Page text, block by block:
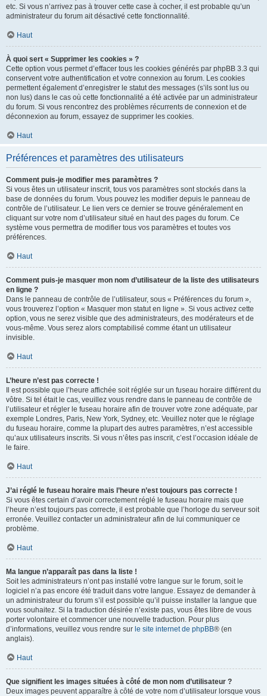
etc. Si vous n’arrivez pas à trouver cette case à cocher, il est probable qu’un
administrateur du forum ait désactivé cette fonctionnalité.
Haut
À quoi sert « Supprimer les cookies » ?
Cette option vous permet d’effacer tous les cookies générés par phpBB 3.3 qui
conservent votre authentification et votre connexion au forum. Les cookies
permettent également d’enregistrer le statut des messages (s’ils sont lus ou
non lus) dans le cas où cette fonctionnalité a été activée par un administrateur
du forum. Si vous rencontrez des problèmes récurrents de connexion et de
déconnexion au forum, essayez de supprimer les cookies.
Haut
Préférences et paramètres des utilisateurs
Comment puis-je modifier mes paramètres ?
Si vous êtes un utilisateur inscrit, tous vos paramètres sont stockés dans la
base de données du forum. Vous pouvez les modifier depuis le panneau de
contrôle de l’utilisateur. Le lien vers ce dernier se trouve généralement en
cliquant sur votre nom d’utilisateur situé en haut des pages du forum. Ce
système vous permettra de modifier tous vos paramètres et toutes vos
préférences.
Haut
Comment puis-je masquer mon nom d’utilisateur de la liste des utilisateurs
en ligne ?
Dans le panneau de contrôle de l’utilisateur, sous « Préférences du forum »,
vous trouverez l’option « Masquer mon statut en ligne ». Si vous activez cette
option, vous ne serez visible que des administrateurs, des modérateurs et de
vous-même. Vous serez alors comptabilisé comme étant un utilisateur
invisible.
Haut
L’heure n’est pas correcte !
Il est possible que l’heure affichée soit réglée sur un fuseau horaire différent du
vôtre. Si tel était le cas, veuillez vous rendre dans le panneau de contrôle de
l’utilisateur et régler le fuseau horaire afin de trouver votre zone adéquate, par
exemple Londres, Paris, New York, Sydney, etc. Veuillez noter que le réglage
du fuseau horaire, comme la plupart des autres paramètres, n’est accessible
qu’aux utilisateurs inscrits. Si vous n’êtes pas inscrit, c’est l’occasion idéale de
le faire.
Haut
J’ai réglé le fuseau horaire mais l’heure n’est toujours pas correcte !
Si vous êtes certain d’avoir correctement réglé le fuseau horaire mais que
l’heure n’est toujours pas correcte, il est probable que l’horloge du serveur soit
erronée. Veuillez contacter un administrateur afin de lui communiquer ce
problème.
Haut
Ma langue n’apparaît pas dans la liste !
Soit les administrateurs n’ont pas installé votre langue sur le forum, soit le
logiciel n’a pas encore été traduit dans votre langue. Essayez de demander à
un administrateur du forum s’il est possible qu’il puisse installer la langue que
vous souhaitez. Si la traduction désirée n’existe pas, vous êtes libre de vous
porter volontaire et commencer une nouvelle traduction. Pour plus
d’informations, veuillez vous rendre sur le site internet de phpBB® (en
anglais).
Haut
Que signifient les images situées à côté de mon nom d’utilisateur ?
Deux images peuvent apparaître à côté de votre nom d’utilisateur lorsque vous